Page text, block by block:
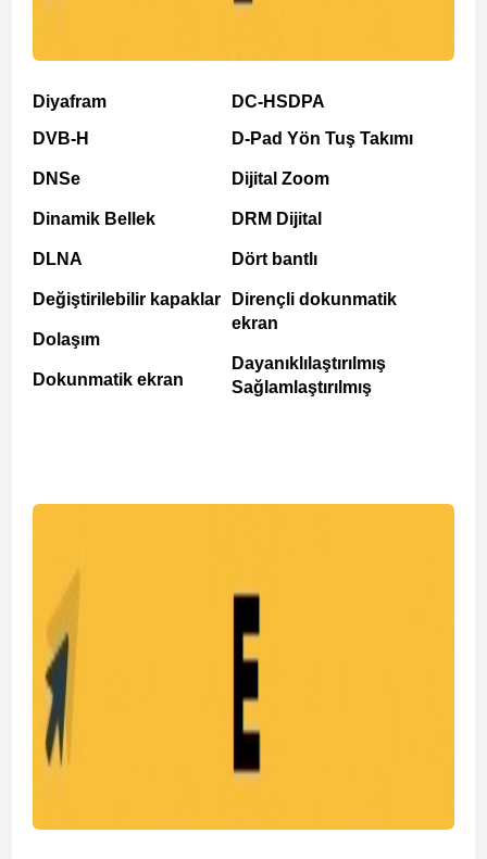
Diyafram
DVB-H
DNSe
Dinamik Bellek
DLNA
Değiştirilebilir kapaklar
Dolaşım
Dokunmatik ekran
DC-HSDPA
D-Pad Yön Tuş Takımı
Dijital Zoom
DRM Dijital
Dört bantlı
Dirençli dokunmatik
ekran
Dayanıklılaştırılmış
Sağlamlaştırılmış